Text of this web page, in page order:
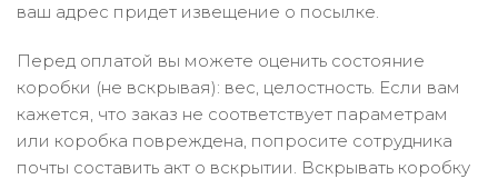
ваш адрес придет извещение о посылке.
Перед оплатой вы можете оценить состояние
коробки (не вскрывая): вес, целостность. Если вам
кажется, что заказ не соответствует параметрам
или коробка повреждена, попросите сотрудника
почты составить акт о вскрытии. Вскрывать коробку